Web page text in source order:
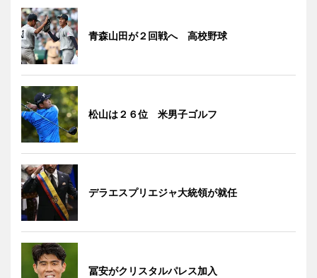
青森山田が２回戦へ 高校野球
松山は２６位 米男子ゴルフ
デラエスプリエジャ大統領が就任
冨安がクリスタルパレス加入